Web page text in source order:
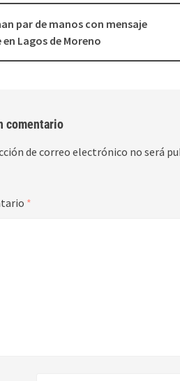
par de manos con mensaje
Lagos de Moreno
comentario
de correo electrónico no será
*